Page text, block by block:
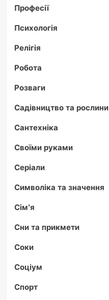
Професії
Психологія
Релігія
Робота
Розваги
Садівництво та рослини
Сантехніка
Своїми руками
Серіали
Символіка та значення
Сім'я
Сни та прикмети
Соки
Соціум
Спорт